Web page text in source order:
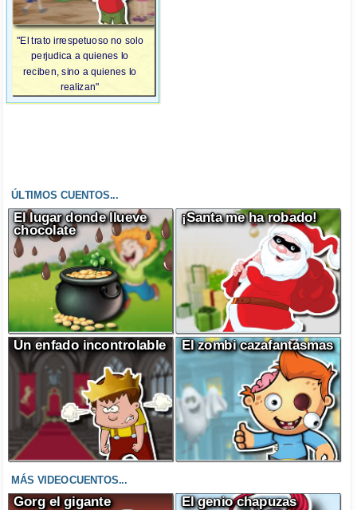
"El trato irrespetuoso no solo
perjudica a quienes lo
reciben, sino a quienes lo
realizan"
ÚLTIMOS CUENTOS...
El lugar donde llueve
chocolate
¡Santa me ha robado!
Un enfado incontrolable El zombi cazafantasmas
MÁS VIDEOCUENTOS...
Gorg el gigante El genio chapuzas